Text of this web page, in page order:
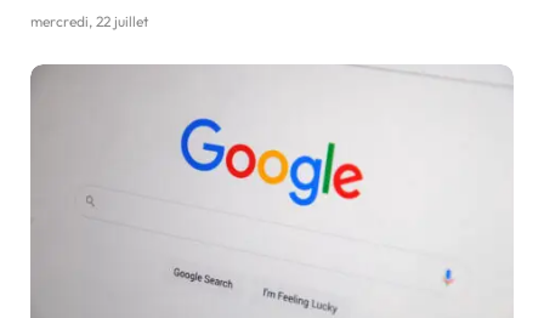
mercredi, 22 juillet